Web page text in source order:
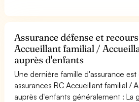
Assurance défense et
Accueillant familial /
auprès d'enfants
Une dernière famille d'assurance
assurances RC Accueillant familial /
auprès d'enfants généralement : La